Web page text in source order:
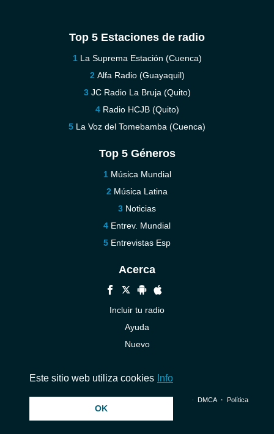
Top 5 Estaciones de radio
La Suprema Estación (Cuenca)
Alfa Radio (Guayaquil)
JC Radio La Bruja (Quito)
Radio HCJB (Quito)
La Voz del Tomebamba (Cuenca)
Top 5 Géneros
Música Mundial
Música Latina
Noticias
Entrev. Mundial
Entrevistas Esp
Acerca
Incluir tu radio
Ayuda
Nuevo
© 2026 InstantAudio. Reservados todos los derechos. ・ DMCA・ Política
Este sitio web utiliza cookies Info
OK